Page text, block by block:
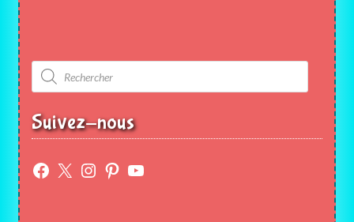
Recherche
de
produits
Suivez-nous
Facebook
X Instagram
Pinterest
YouTube